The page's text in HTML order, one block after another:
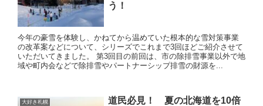
う！
今年の豪雪を体験し、かねてから温めていた根本的な雪対策事業
の改革案などについて、シリーズでこれまで3回ほどご紹介させて
いただいてきました。 第3回目の前回は、市の除排雪事業以外で地
域や町内会などで除排雪やパートナーシップ排雪の財源を...
大好き札幌
道民必見！ 夏の北海道を10倍